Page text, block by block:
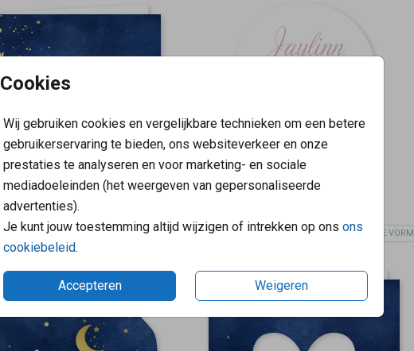
Cookies
Wij gebruiken cookies en vergelijkbare technieken om een betere
gebruikerservaring te bieden, ons websiteverkeer en onze
prestaties te analyseren en voor marketing- en sociale
mediadoeleinden (het weergeven van gepersonaliseerde
advertenties).
Je kunt jouw toestemming altijd wijzigen of intrekken op ons ons
cookiebeleid.
Accepteren Weigeren
BIJZONDERE VORM MET FOLIE BIJZONDERE VORM